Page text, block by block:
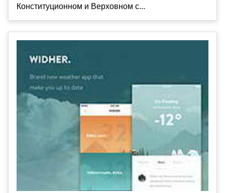
Конституционном и Верховном с...